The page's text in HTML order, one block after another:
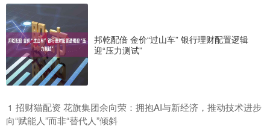
邦乾配倍 金价“过山车” 银行理财配置逻辑
迎“压力测试”
1 ​招财猫配资 花旗集团余向荣：拥抱AI与新经济，推动技术进步
向“赋能人”而非“替代人”倾斜